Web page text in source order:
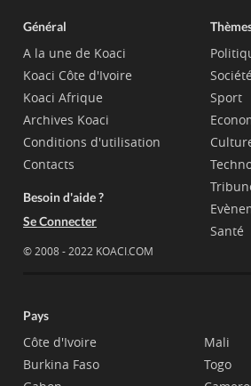
Général
A la une de Koaci
Koaci Côte d'Ivoire
Koaci Afrique
Archives Koaci
Conditions d'utilisation
Contacts
Besoin d'aide ?
Se Connecter
© 2008 - 2022 KOACI.COM
Société
Sport
Santé
Pays
Côte d'Ivoire
Burkina Faso
Mali
Togo